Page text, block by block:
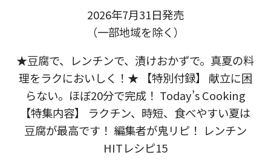
2026年7月31日発売
（一部地域を除く）
★豆腐で、レンチンで、漬けおかずで。真夏の料
理をラクにおいしく！★ 【特別付録】 献立に困
らない。ほぼ20分で完成！ Today’s Cooking
【特集内容】 ラクチン、時短、食べやすい夏は
豆腐が最高です！ 編集者が鬼リピ！ レンチン
HITレシピ15